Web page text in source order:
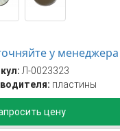
у менеджера
Л-0023323
пластины
цену